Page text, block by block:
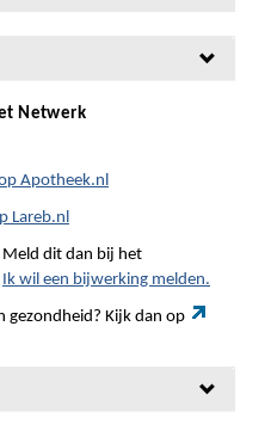
Netwerk
Apotheek.nl
Lareb.nl
Meld dit dan bij het
Ik wil een bijwerking melden.
gezondheid? Kijk dan op